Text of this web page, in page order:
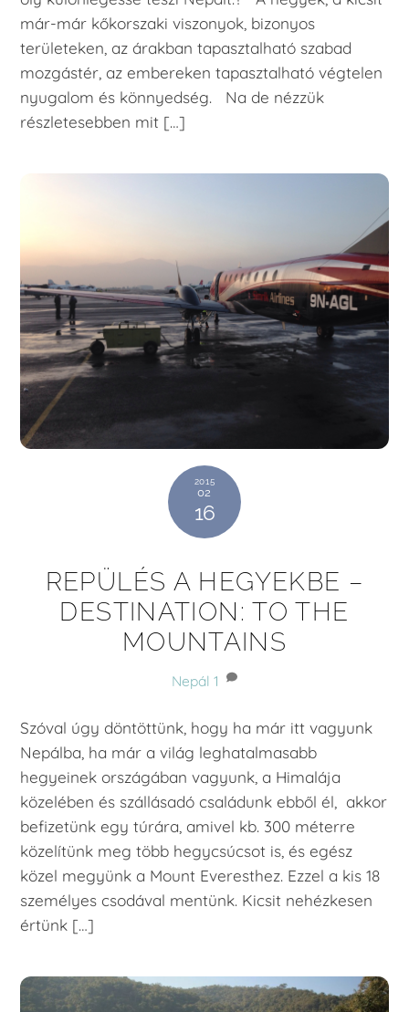
már-már kőkorszaki viszonyok, bizonyos
területeken, az árakban tapasztalható szabad
mozgástér, az embereken tapasztalható végtelen
nyugalom és könnyedség. Na de nézzük
részletesebben mit […]
2015
02
16
REPÜLÉS A HEGYEKBE –
DESTINATION: TO THE
MOUNTAINS
Nepál 1
Szóval úgy döntöttünk, hogy ha már itt vagyunk
Nepálba, ha már a világ leghatalmasabb
hegyeinek országában vagyunk, a Himalája
közelében és szállásadó családunk ebből él, akkor
befizetünk egy túrára, amivel kb. 300 méterre
közelítünk meg több hegycsúcsot is, és egész
közel megyünk a Mount Everesthez. Ezzel a kis 18
személyes csodával mentünk. Kicsit nehézkesen
értünk […]